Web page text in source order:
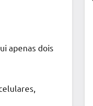
apenas dois